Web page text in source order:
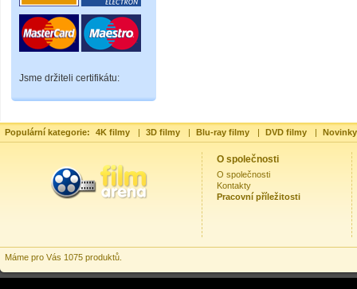
Jsme držiteli certifikátu:
Populární kategorie: 4K filmy | 3D filmy | Blu-ray filmy | DVD filmy |
O společnosti
O společnosti
Kontakty
Pracovní příležitosti
Máme pro Vás 1075 produktů.